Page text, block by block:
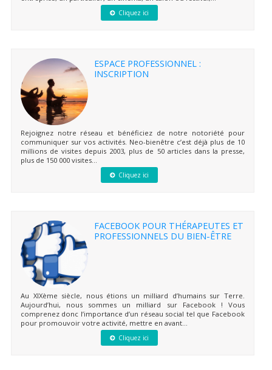
Cliquez ici
ESPACE PROFESSIONNEL :
INSCRIPTION
Rejoignez notre réseau et bénéficiez de notre notoriété pour
communiquer sur vos activités. Neo-bienêtre c’est déjà plus de 10
millions de visites depuis 2003, plus de 50 articles dans la presse,
plus de 150 000 visites...
Cliquez ici
FACEBOOK POUR THÉRAPEUTES ET
PROFESSIONNELS DU BIEN-ÊTRE
Au XIXème siècle, nous étions un milliard d’humains sur Terre.
Aujourd’hui, nous sommes un milliard sur Facebook ! Vous
comprenez donc l’importance d’un réseau social tel que Facebook
pour promouvoir votre activité, mettre en avant...
Cliquez ici